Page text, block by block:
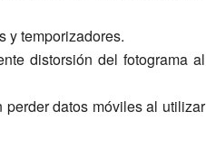
y temporizadores.
distorsión del fotograma al
datos móviles al utilizar